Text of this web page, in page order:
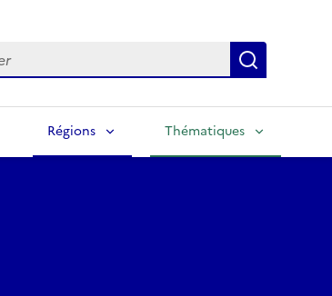
Régions Thématiques